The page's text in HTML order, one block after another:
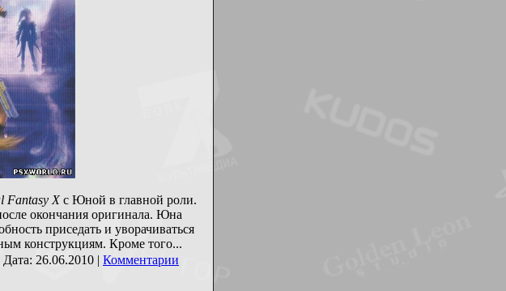
Fantasy Xс Юной в главной роли.
окончания оригинала. Юна
приседать и уворачиваться
конструкциям. Кроме того...
Дата: 26.06.2010 | Комментарии